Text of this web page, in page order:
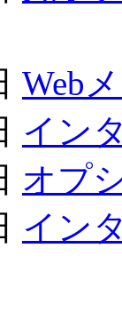
Web
イン
オプ
イン